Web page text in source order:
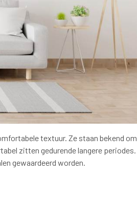
textuur. Ze staan bekend om
zitten gedurende langere periodes.
gewaardeerd worden.